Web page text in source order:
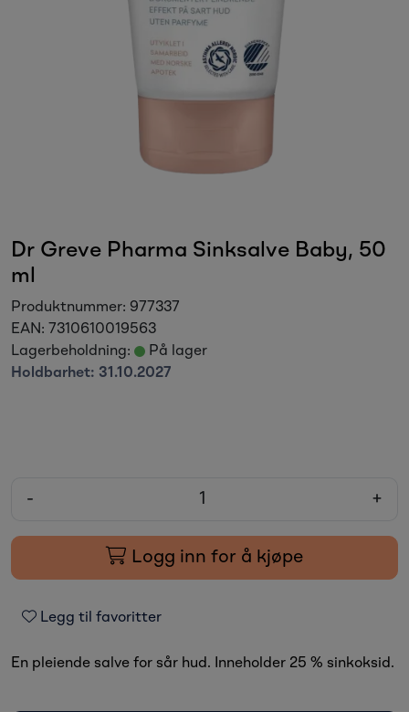
Dr Greve Pharma Sinksalve Baby, 50
ml
Produktnummer: 977337
EAN: 7310610019563
Lagerbeholdning:
På lager
Holdbarhet: 31.10.2027
- +
Logg inn for å kjøpe
Legg til favoritter
En pleiende salve for sår hud. Inneholder 25 % sinkoksid.